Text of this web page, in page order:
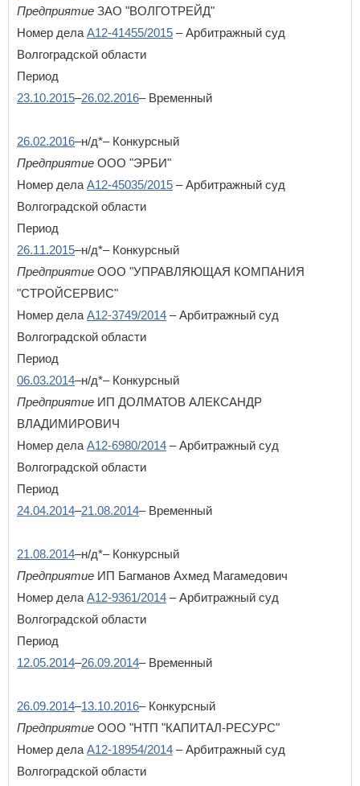
Тверская область
Томская область
Тульская область
Тюменская область
Удмуртская Республика
Х
Хабаровский край
Ханты-Мансийский автономный округ - Югра
Ч
Челябинская область
Чувашская Республика
Чукотский автономный округ
Ярославская область
Предприятие ЗАО "ВОЛГОТРЕЙД"
Номер дела А12-41455/2015 – Арбитражный суд
Волгоградской области
Период
23.10.2015–26.02.2016– Временный
26.02.2016–н/д*– Конкурсный
Предприятие ООО "ЭРБИ"
Номер дела А12-45035/2015 – Арбитражный суд
Волгоградской области
Период
26.11.2015–н/д*– Конкурсный
Предприятие ООО "УПРАВЛЯЮЩАЯ КОМПАНИЯ
"СТРОЙСЕРВИС"
Номер дела А12-3749/2014 – Арбитражный суд
Волгоградской области
Период
06.03.2014–н/д*– Конкурсный
Предприятие ИП ДОЛМАТОВ АЛЕКСАНДР
ВЛАДИМИРОВИЧ
Номер дела А12-6980/2014 – Арбитражный суд
Волгоградской области
Период
24.04.2014–21.08.2014– Временный
21.08.2014–н/д*– Конкурсный
Предприятие ИП Багманов Ахмед Магамедович
Номер дела А12-9361/2014 – Арбитражный суд
Волгоградской области
Период
12.05.2014–26.09.2014– Временный
26.09.2014–13.10.2016– Конкурсный
Предприятие ООО "НТП "КАПИТАЛ-РЕСУРС"
Номер дела А12-18954/2014 – Арбитражный суд
Волгоградской области